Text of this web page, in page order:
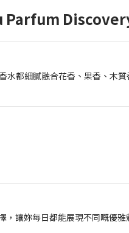
Parfum
水都細膩融合花香、果香、木
，讓妳每日都能展現不同嘅優雅